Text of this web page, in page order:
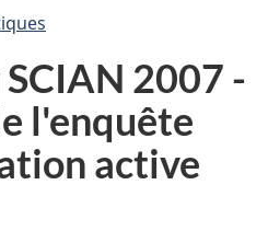
2007 -
l'enquête
active